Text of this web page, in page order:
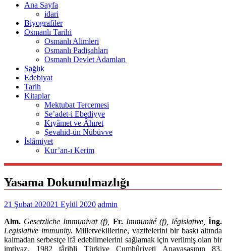
Ana Sayfa
idari
Biyografiler
Osmanlı Tarihi
Osmanlı Alimleri
Osmanlı Padişahları
Osmanlı Devlet Adamları
Sağlık
Edebiyat
Tarih
Kitaplar
Mektubat Tercemesi
Se’adet-i Ebediyye
Kıyâmet ve Âhıret
Şevahid-ün Nübüvve
İslâmiyet
Kur’an-ı Kerim
Yasama Dokunulmazlığı
21 Şubat 202021 Eylül 2020 admin
Alm. Gesetzliche Immunivat (f), Fr. Immunité (f), législative, İng.
Legislative immunity. Milletvekillerine, vazifelerini bir baskı altında
kalmadan serbestçe ifâ edebilmelerini sağlamak için verilmiş olan bir
imtiyaz. 1982 târihli Türkiye Cumhûriyeti Anayasasının 83.